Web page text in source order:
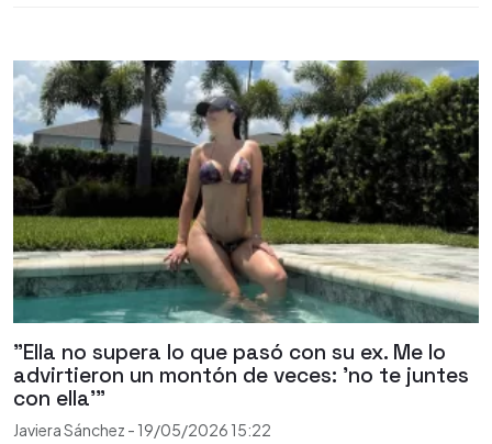
"Ella no supera lo que pasó con su ex. Me lo
advirtieron un montón de veces: 'no te juntes
con ella'"
Javiera Sánchez - 19/05/2026 15:22